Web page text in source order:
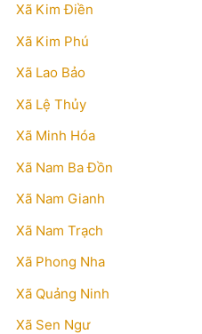
Xã Kim Điền
Xã Kim Phú
Xã Lao Bảo
Xã Lệ Thủy
Xã Minh Hóa
Xã Nam Ba Đồn
Xã Nam Gianh
Xã Nam Trạch
Xã Phong Nha
Xã Quảng Ninh
Xã Sen Ngư